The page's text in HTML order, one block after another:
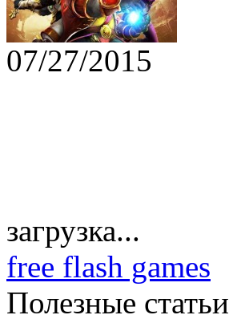
07/27/2015
загрузка...
free flash games
Полезные статьи